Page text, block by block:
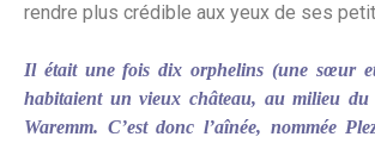
rendre plus crédible aux yeux de ses
Il était une fois dix orphelins (une sœur
habitaient un vieux château, au milieu
Waremm. C’est donc l’aînée, nommée